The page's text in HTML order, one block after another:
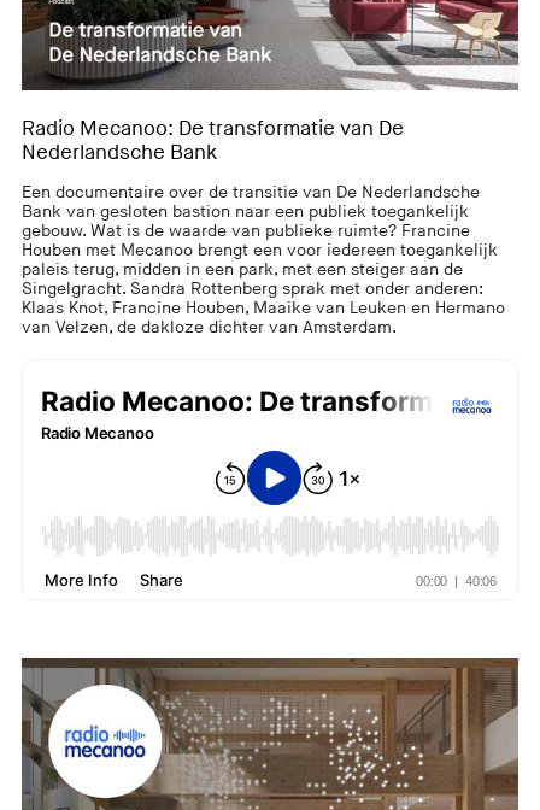
Radio Mecanoo: De transformatie van De
Nederlandsche Bank
Een documentaire over de transitie van De Nederlandsche
Bank van gesloten bastion naar een publiek toegankelijk
gebouw. Wat is de waarde van publieke ruimte? Francine
Houben met Mecanoo brengt een voor iedereen toegankelijk
paleis terug, midden in een park, met een steiger aan de
Singelgracht. Sandra Rottenberg sprak met onder anderen:
Klaas Knot, Francine Houben, Maaike van Leuken en Hermano
van Velzen, de dakloze dichter van Amsterdam.